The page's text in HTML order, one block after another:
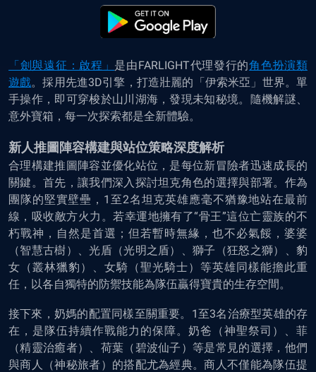
「劍與遠征：啟程」 是由FARLIGHT代理發行的角色扮演類
遊戲。採用先進3D引擎，打造壯麗的「伊索米亞」世界。單
手操作，即可穿梭於山川湖海，發現未知秘境。隨機解謎、
意外寶箱，每一次探索都是全新體驗。
新人推圖陣容構建與站位策略深度解析
合理構建推圖陣容並優化站位，是每位新冒險者迅速成長的
關鍵。首先，讓我們深入探討坦克角色的選擇與部署。作為
團隊的堅實壁壘，1至2名坦克英雄應毫不猶豫地站在最前
線，吸收敵方火力。若幸運地擁有了“骨王”這位亡靈族的不
朽戰神，自然是首選；但若暫時無緣，也不必氣餒，婆婆
（智慧古樹）、光盾（光明之盾）、獅子（狂怒之獅）、豹
女（叢林獵豹）、女騎（聖光騎士）等英雄同樣能擔此重
任，以各自獨特的防禦技能為隊伍贏得寶貴的生存空間。
接下來，奶媽的配置同樣至關重要。1至3名治療型英雄的存
在，是隊伍持續作戰能力的保障。奶爸（神聖祭司）、菲
（精靈治癒者）、荷葉（碧波仙子）等是常見的選擇，他們
與商人（神秘旅者）的搭配尤為經典。商人不僅能為隊伍提